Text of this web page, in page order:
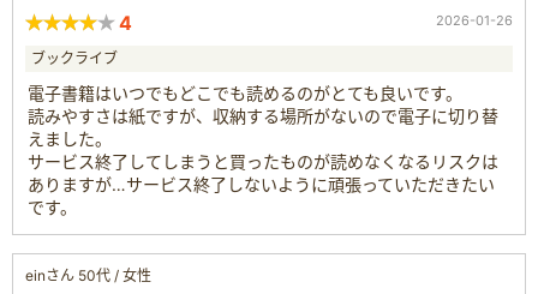
4 2026-01-26
ブックライブ
電子書籍はいつでもどこでも読めるのがとても良いです。
読みやすさは紙ですが、収納する場所がないので電子に切り替
えました。
サービス終了してしまうと買ったものが読めなくなるリスクは
ありますが…サービス終了しないように頑張っていただきたい
です。
einさん 50代 / 女性